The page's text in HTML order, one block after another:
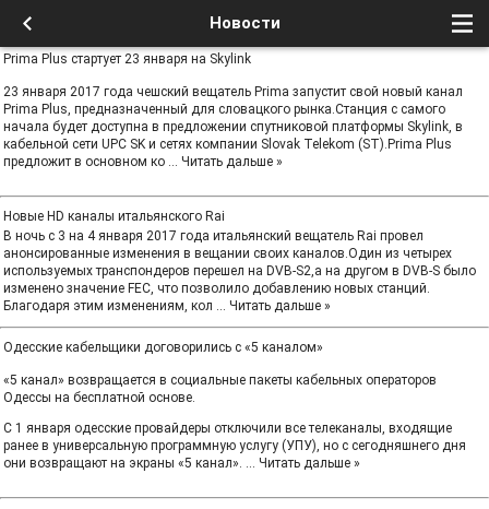
Новости
Prima Plus стартует 23 января на Skylink
23 января 2017 года чешский вещатель Prima запустит свой новый канал
Prima Plus, предназначенный для словацкого рынка.Станция с самого
начала будет доступна в предложении спутниковой платформы Skylink, в
кабельной сети UPC SK и сетях компании Slovak Telekom (ST).Prima Plus
предложит в основном ко ... Читать дальше »
Новые HD каналы итальянского Rai
В ночь с 3 на 4 января 2017 года итальянский вещатель Rai провел
анонсированные изменения в вещании своих каналов.Один из четырех
используемых транспондеров перешел на DVB-S2,а на другом в DVB-S было
изменено значение FEC, что позволило добавлению новых станций.
Благодаря этим изменениям, кол ... Читать дальше »
Одесские кабельщики договорились с «5 каналом»
«5 канал» возвращается в социальные пакеты кабельных операторов
Одессы на бесплатной основе.
С 1 января одесские провайдеры отключили все телеканалы, входящие
ранее в универсальную программную услугу (УПУ), но с сегодняшнего дня
они возвращают на экраны «5 канал». ... Читать дальше »